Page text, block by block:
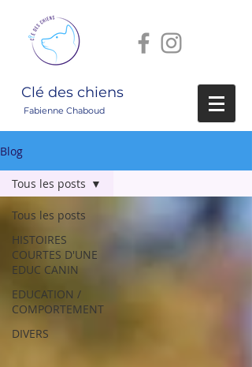
Clé des chiens
Fabienne Chaboud
Blog
Tous les posts
HISTOIRES
COURTES D'UNE
EDUC CANIN
EDUCATION /
COMPORTEMENT
DIVERS
Tous les posts